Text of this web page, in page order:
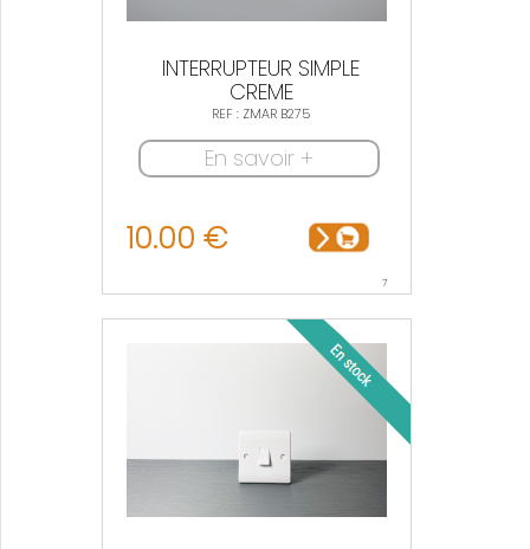
INTERRUPTEUR SIMPLE
CREME
REF : ZMAR B275
En savoir +
10.00 €
7